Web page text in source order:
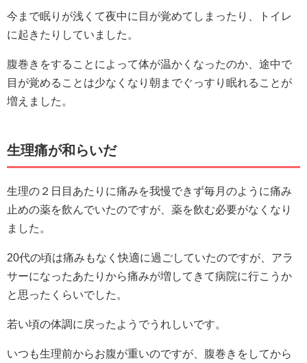
今まで眠りが浅くて夜中に目が覚めてしまったり、トイレ
に起きたりしていました。
腹巻きをすることによって体が温かくなったのか、途中で
目が覚めることは少なくなり朝までぐっすり眠れることが
増えました。
生理痛が和らいだ
生理の２日目あたりに痛みを我慢できず毎月のように痛み
止めの薬を飲んでいたのですが、薬を飲む必要がなくなり
ました。
20代の頃は痛みもなく快適に過ごしていたのですが、アラ
サーになったあたりから痛みが増してきて病院に行こうか
と思ったくらいでした。
若い頃の体調に戻ったようでうれしいです。
いつも生理前からお腹が重いのですが、腹巻きをしてから